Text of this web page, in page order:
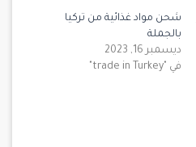
شحن مواد غذائية من تركيا
بالجملة
ديسمبر 16, 2023
في "trade in Turkey"